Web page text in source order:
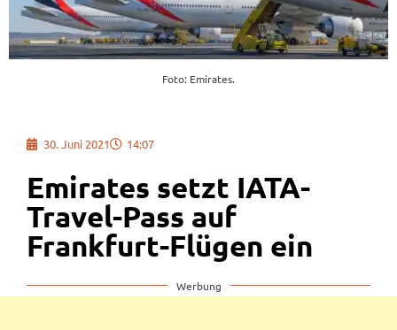
Foto: Emirates.
30. Juni 2021 14:07
Emirates setzt IATA-
Travel-Pass auf
Frankfurt-Flügen ein
Werbung